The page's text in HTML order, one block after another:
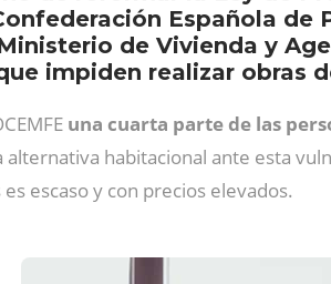
Española de
de Vivienda y
impiden realizar obras
una cuarta parte de las
alternativa habitacional ante esta
escaso y con precios elevados.